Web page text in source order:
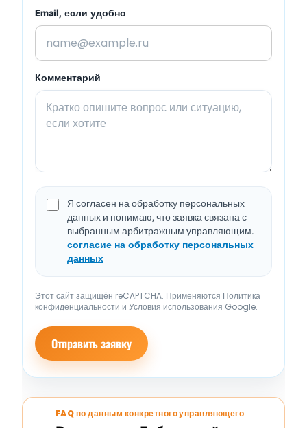
Email, если удобно
Комментарий
Я согласен на обработку персональных
данных и понимаю, что заявка связана с
выбранным арбитражным управляющим.
согласие на обработку персональных
данных
Этот сайт защищён reCAPTCHA. Применяются Политика
конфиденциальности и Условия использования Google.
Отправить заявку
FAQ по данным конкретного управляющего